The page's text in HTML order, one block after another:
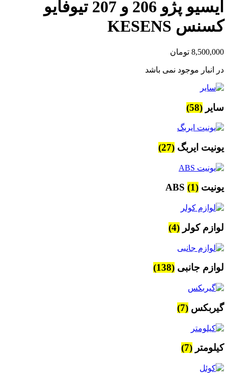
ایسیو پژو 206 و 207 تیوفایو
کسنس KESENS
8,500,000 تومان
در انبار موجود نمی باشد
سایر (58)
یونیت ایربگ (27)
یونیت ABS (1)
لوازم کولر (4)
لوازم جانبی (138)
گیربکس (7)
کیلومتر (7)